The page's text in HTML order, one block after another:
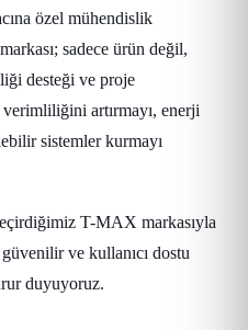
özel mühendislik
sadece ürün değil,
desteği ve proje
verimliliğini artırmayı, enerji
sistemler kurmayı
T-MAX markasıyla
ve kullanıcı dostu
duyuyoruz.